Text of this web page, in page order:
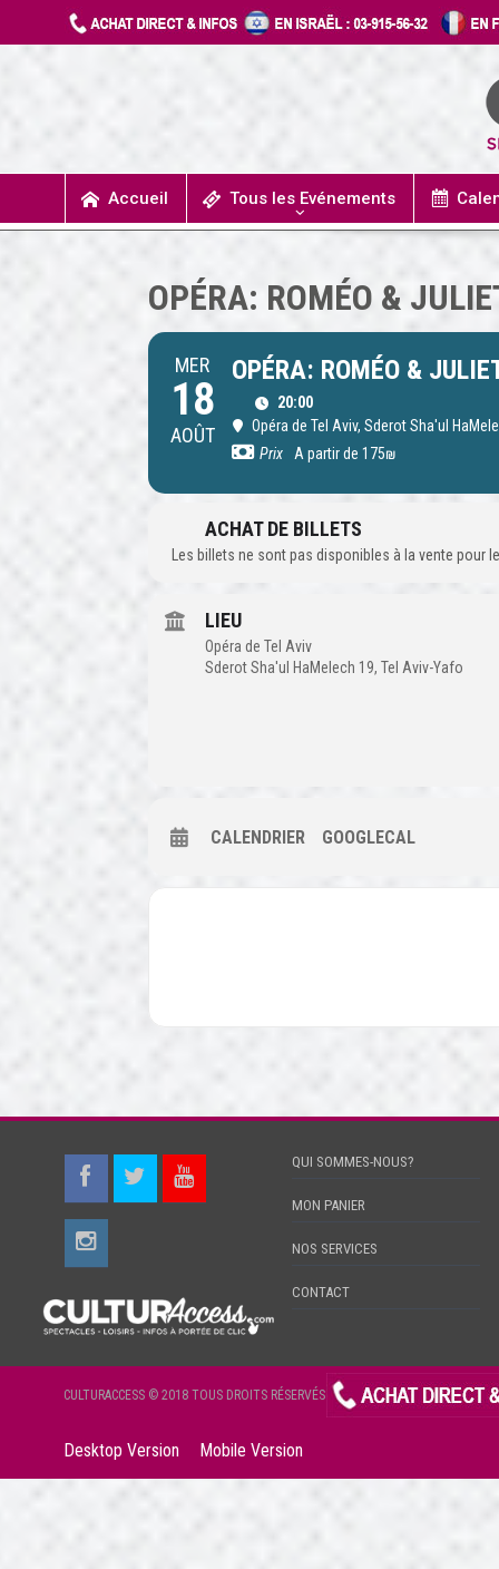
Accueil Tous les Evénements
OPÉRA: ROMÉO &
MER
18
AOÛT
OPÉRA: ROMÉO &
20:00
Opéra de Tel Aviv, Sderot Sha'ul
Prix
A partir de 175₪
ACHAT DE BILLETS
Les billets ne sont pas disponibles à la vente pour
LIEU
Opéra de Tel Aviv
Sderot Sha'ul HaMelech 19, Tel Aviv-Yafo
CALENDRIER GOOGLECAL
QUI SOMMES-NOUS?
MON PANIER
NOS SERVICES
CONTACT
CULTURACCESS © 2018 TOUS DROITS RÉSERVÉS
Desktop Version Mobile Version